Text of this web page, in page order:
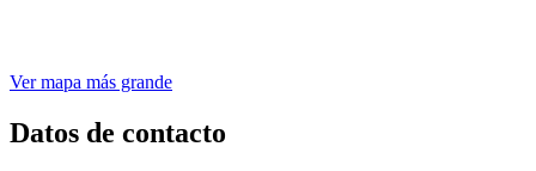
Ver mapa más grande
Datos de contacto